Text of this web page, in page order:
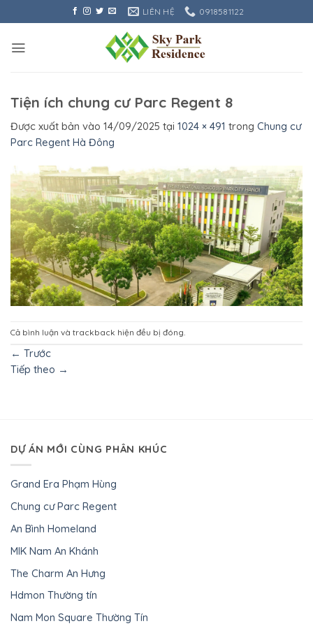
qua
dung
LIÊN HỆ 0918581122
Tiện ích chung cư Parc Regent 8
Được xuất bản vào 14/09/2025 tại 1024 × 491 trong Chung cư
Parc Regent Hà Đông
Cả bình luận và trackback hiện đều bị đóng.
← Trước
Tiếp theo →
DỰ ÁN MỚI CÙNG PHÂN KHÚC
Grand Era Phạm Hùng
Chung cư Parc Regent
An Bình Homeland
MIK Nam An Khánh
The Charm An Hưng
Hdmon Thường tín
Nam Mon Square Thường Tín